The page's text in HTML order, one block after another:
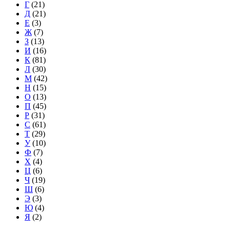
Г (21)
Д (21)
Е (3)
Ж (7)
З (13)
И (16)
К (81)
Л (30)
М (42)
Н (15)
О (13)
П (45)
Р (31)
С (61)
Т (29)
У(10)
Ф (7)
Х (4)
Ц (6)
Ч (19)
Ш (6)
Э (3)
Ю (4)
Я (2)